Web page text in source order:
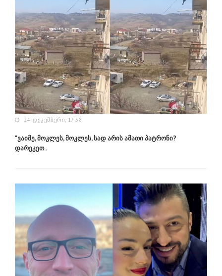
24-ᲓᲔᲙᲔᲛᲑᲔᲠᲘ, 17:58
"ვაიმე, მოკლეს, მოკლეს, სად არის ამათი პატრონი?
დარეკეთ..